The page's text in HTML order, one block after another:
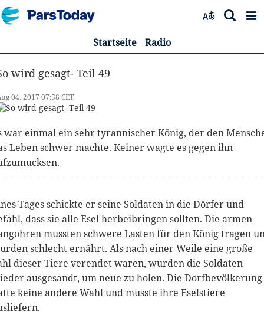
Startseite Radio
wird gesagt- Teil 49
04, 2017 07:58 CET
war einmal ein sehr tyrannischer König, der den
Leben schwer machte. Keiner wagte es gegen ihn
Tages schickte er seine Soldaten in die Dörfer und
dass sie alle Esel herbeibringen sollten. Die armen
mussten schwere Lasten für den König tragen
schlecht ernährt. Als nach einer Weile eine große
dieser Tiere verendet waren, wurden die Soldaten
ausgesandt, um neue zu holen. Die Dorfbevölkerung
keine andere Wahl und musste ihre Eselstiere